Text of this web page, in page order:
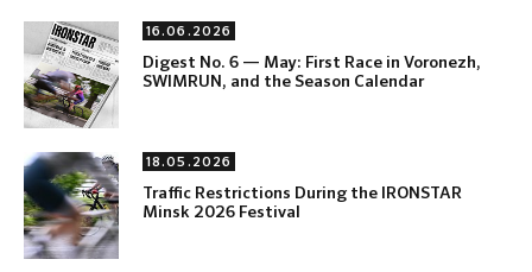
16.06.2026
Digest No. 6 — May: First Race in Voronezh,
SWIMRUN, and the Season Calendar
18.05.2026
Traffic Restrictions During the IRONSTAR
Minsk 2026 Festival